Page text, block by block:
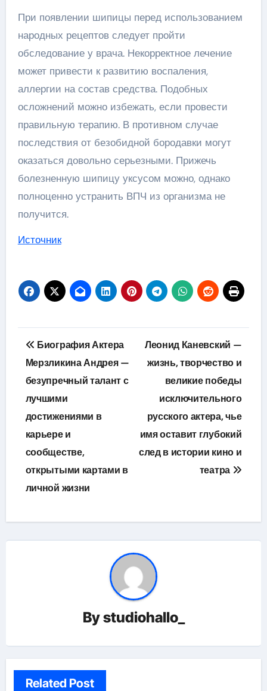
При появлении шипицы перед использованием
народных рецептов следует пройти
обследование у врача. Некорректное лечение
может привести к развитию воспаления,
аллергии на состав средства. Подобных
осложнений можно избежать, если провести
правильную терапию. В противном случае
последствия от безобидной бородавки могут
оказаться довольно серьезными. Прижечь
болезненную шипицу уксусом можно, однако
полноценно устранить ВПЧ из организма не
получится.
Источник
Навигация
по
записям
Биография Актера
Мерзликина Андрея —
безупречный талант с
лучшими
достижениями в
карьере и
сообществе,
открытыми картами в
личной жизни
Леонид Каневский —
жизнь, творчество и
великие победы
исключительного
русского актера, чье
имя оставит глубокий
след в истории кино и
театра
Bystudiohallo_
Related Post